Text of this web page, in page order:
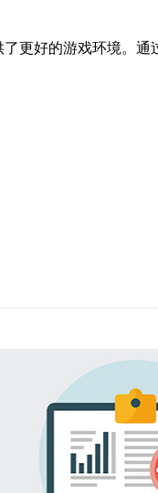
更好的游戏环境。通